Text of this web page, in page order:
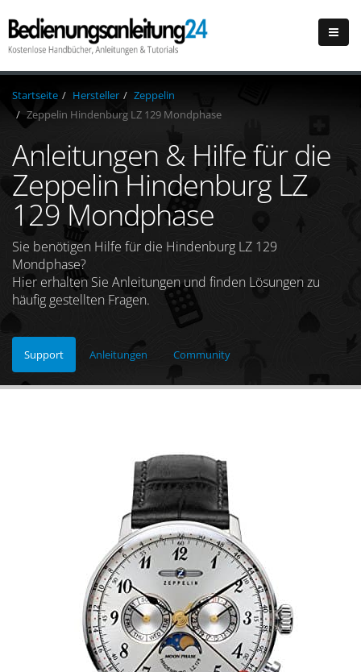
Startseite Hersteller
Zeppelin
Zeppelin Hindenburg LZ 129 Mondphase
Anleitungen & Hilfe für die
Zeppelin Hindenburg LZ
129 Mondphase
Sie benötigen Hilfe für die Hindenburg LZ 129
Mondphase?
Hier erhalten Sie Anleitungen und finden Lösungen zu
häufig gestellten Fragen.
Support Anleitungen Community